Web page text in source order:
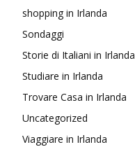
shopping in Irlanda
Sondaggi
Storie di Italiani in Irlanda
Studiare in Irlanda
Trovare Casa in Irlanda
Uncategorized
Viaggiare in Irlanda